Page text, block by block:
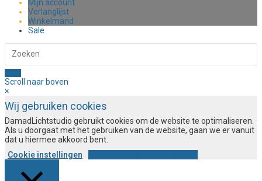
Mijn account
Verlanglijst
Winkelmand
Sale
Scroll naar boven
×
Wij gebruiken cookies
DamadLichtstudio gebruikt cookies om de website te optimaliseren.
Als u doorgaat met het gebruiken van de website, gaan we er vanuit
dat u hiermee akkoord bent.
Cookie instellingen